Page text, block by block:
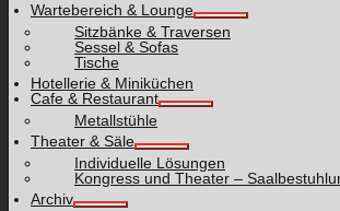
Wartebereich & Lounge
Sitzbänke & Traversen
Sessel & Sofas
Tische
Hotellerie & Miniküchen
Cafe & Restaurant
Metallstühle
Theater & Säle
Individuelle Lösungen
Kongress und Theater –
Archiv